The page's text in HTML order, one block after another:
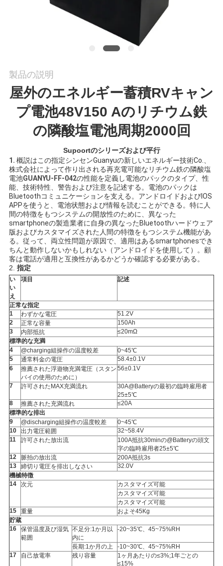
い
要
求
し
な
さ
い
地
図
PRIVACY
POLICY
製品の説明
屋外のエネルギー蓄積RVキャン
プ電池48V150 Aのリチウム鉄
の隣酸塩電池周期2000回
Supoortのシリーズおよび平行
1. 概説はこの指定シンセンGuanyuの新しいエネルギー技術Co.、
株式会社によって作り出される再充電可能なリチウム鉄の隣酸塩
電池GUANYU-FF-042の性能を定義し電池のパックのタイプ、性
能、技術特性、警告および注意を記述する。電池のパックは
Bluetoothコミュニケーションを支える。アンドロイドおよびIOS
APPを使うと、電池状態および情報を読むことができる。特に人
間の特徴をもつシステムの開放性のために、異なった
smartphoneの製造業者に自身の異なったBluetoothハードウェア
版およびカスタマイズされた人間の特徴をもつシステム機能があ
る。従って、両立性問題が原因で、適用はあるsmartphonesでき
ちんと動作しないかもしれない（アンドロイドを使用して）。顧
客は電話が適用と互換性があるかどうか確認する必要がある。
2. 指定
い
い
え
項目 記述
正常な指定
1
わずかな電圧
51.2V
2
正常な容量
150Ah
3
内部抵抗
≤20mΩ
標準的な充満
4
@charging組操作の温度較差
0~45℃
5
通常料金の電圧
58.4±0.1V
6
推薦された浮遊物充満電圧（スタン
バイの使用のために）
56±0.1V
7 許可されたMAX充満流れ
30A@Batteryの最初の臨時雇用者
25±5℃
8
推薦された充満流れ
≤20A
標準的な排出
9
@discharging組操作の温度較差
0~45℃
10
出力電圧範囲
32~58.4V
11
許可された放出流
100A抵抗30minの@Batteryの頭文
字の臨時雇用者25±5℃
12
脈拍の放出流
200A抵抗3s
13
締切り電圧を排出しなさい
32.0V
機械特徴
14
次元
カスタマイズ可能
カスタマイズ可能
カスタマイズ可能
15
重量
およそ45Kg
貯蔵
16
保管温度及び湿気
範囲
不足分:1か月以
内に
-20~35℃、45~75%RH
長期:1か月の上
-10~30℃、45~75%RH
17
自己放電率 残り容量
1ヶ月あたりの≤3%;1年ごとの
≤15%